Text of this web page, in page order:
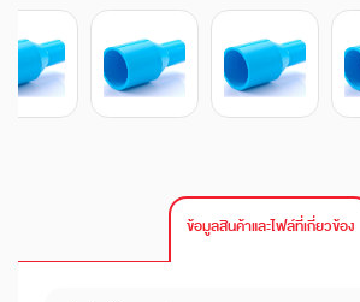
ข้อมูลสินค้าและไฟล์ที่เกี่ยวข้อง